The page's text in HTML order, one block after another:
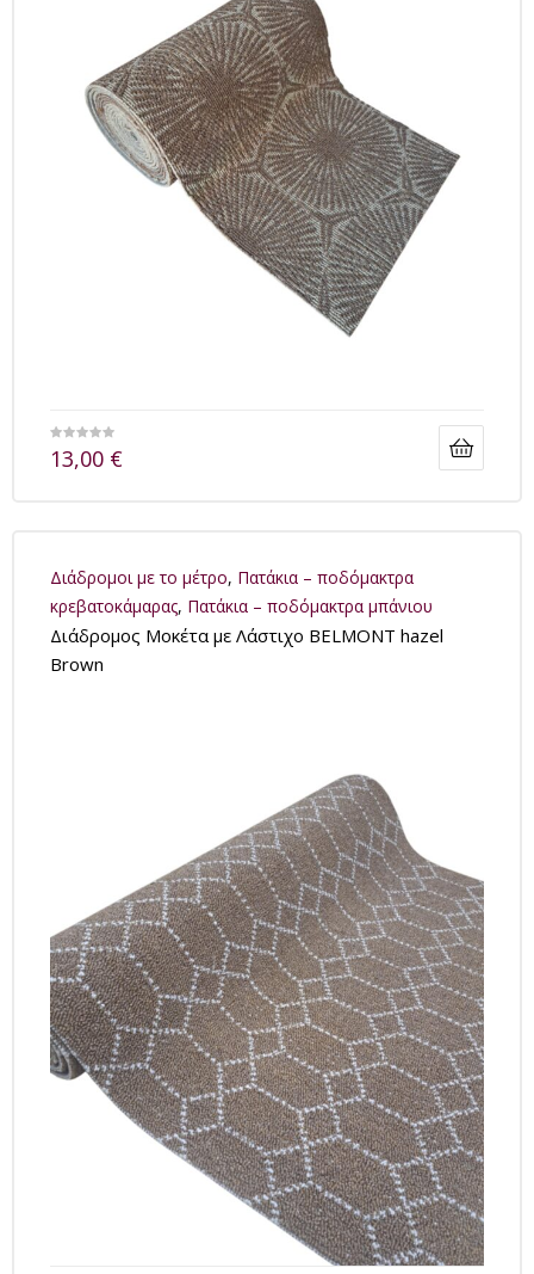
13,00 €
Διάδρομοι με το μέτρο, Πατάκια – ποδόμακτρα
κρεβατοκάμαρας, Πατάκια – ποδόμακτρα μπάνιου
Διάδρομος Μοκέτα με Λάστιχο BELMONT hazel
Brown